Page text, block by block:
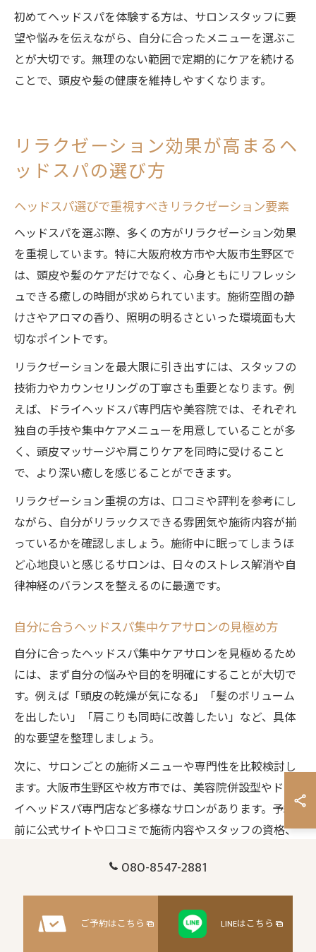
初めてヘッドスパを体験する方は、サロンスタッフに要
望や悩みを伝えながら、自分に合ったメニューを選ぶこ
とが大切です。無理のない範囲で定期的にケアを続ける
ことで、頭皮や髪の健康を維持しやすくなります。
リラクゼーション効果が高まるヘ
ッドスパの選び方
ヘッドスパ選びで重視すべきリラクゼーション要素
ヘッドスパを選ぶ際、多くの方がリラクゼーション効果
を重視しています。特に大阪府枚方市や大阪市生野区で
は、頭皮や髪のケアだけでなく、心身ともにリフレッシ
ュできる癒しの時間が求められています。施術空間の静
けさやアロマの香り、照明の明るさといった環境面も大
切なポイントです。
リラクゼーションを最大限に引き出すには、スタッフの
技術力やカウンセリングの丁寧さも重要となります。例
えば、ドライヘッドスパ専門店や美容院では、それぞれ
独自の手技や集中ケアメニューを用意していることが多
く、頭皮マッサージや肩こりケアを同時に受けること
で、より深い癒しを感じることができます。
リラクゼーション重視の方は、口コミや評判を参考にし
ながら、自分がリラックスできる雰囲気や施術内容が揃
っているかを確認しましょう。施術中に眠ってしまうほ
ど心地良いと感じるサロンは、日々のストレス解消や自
律神経のバランスを整えるのに最適です。
自分に合うヘッドスパ集中ケアサロンの見極め方
自分に合ったヘッドスパ集中ケアサロンを見極めるため
には、まず自分の悩みや目的を明確にすることが大切で
す。例えば「頭皮の乾燥が気になる」「髪のボリューム
を出したい」「肩こりも同時に改善したい」など、具体
的な要望を整理しましょう。
次に、サロンごとの施術メニューや専門性を比較検討し
ます。大阪市生野区や枚方市では、美容院併設型やドラ
イヘッドスパ専門店など多様なサロンがあります。予約
前に公式サイトや口コミで施術内容やスタッフの資格、
初心者の方や初めて利用する場合は、体験コースや新規
限定クーポンを活用し、実際にサロンの雰囲気や技術を
体感してみると良いでしょう。自分に合うサロンを選ぶ
080-8547-2881
ご予約はこちら LINEはこちら